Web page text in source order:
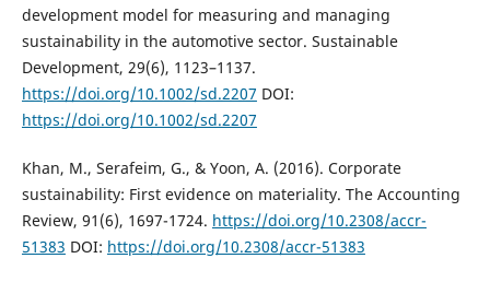
development model for measuring and managing
sustainability in the automotive sector. Sustainable
Development, 29(6), 1123–1137.
https://doi.org/10.1002/sd.2207 DOI:
https://doi.org/10.1002/sd.2207
Khan, M., Serafeim, G., & Yoon, A. (2016). Corporate
sustainability: First evidence on materiality. The Accounting
Review, 91(6), 1697-1724. https://doi.org/10.2308/accr-
51383 DOI: https://doi.org/10.2308/accr-51383